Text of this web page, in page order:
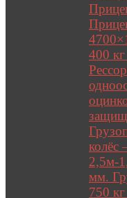
400
колёс
2,5м-
мм.
750